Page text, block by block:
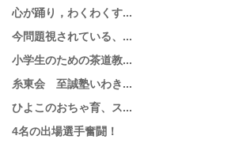
心が踊り，わくわくす...
今問題視されている、...
小学生のための茶道教...
糸東会 至誠塾いわき...
ひよこのおちゃ育、ス...
4名の出場選手奮闘！